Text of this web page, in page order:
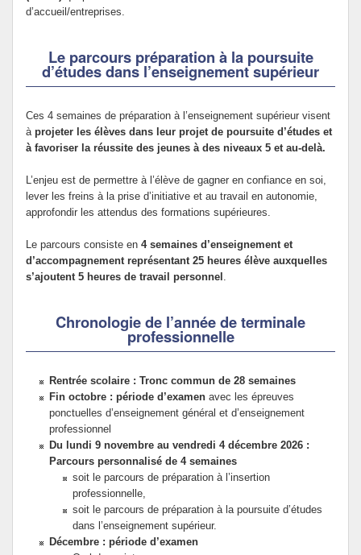
d’accueil/entreprises.
Le parcours préparation à la poursuite
d’études dans l’enseignement supérieur
Ces 4 semaines de préparation à l’enseignement supérieur visent
à projeter les élèves dans leur projet de poursuite d’études et
à favoriser la réussite des jeunes à des niveaux 5 et au-delà.
L’enjeu est de permettre à l’élève de gagner en confiance en soi,
lever les freins à la prise d’initiative et au travail en autonomie,
approfondir les attendus des formations supérieures.
Le parcours consiste en 4 semaines d’enseignement et
d’accompagnement représentant 25 heures élève auxquelles
s’ajoutent 5 heures de travail personnel .
Chronologie de l’année de terminale
professionnelle
Rentrée scolaire : Tronc commun de 28 semaines
Fin octobre : période d’examenavec les épreuves
ponctuelles d’enseignement général et d’enseignement
professionnel
Du lundi 9 novembre au vendredi 4 décembre 2026 :
Parcours personnalisé de 4 semaines
soit le parcours de préparation à l’insertion
professionnelle,
soit le parcours de préparation à la poursuite d’études
dans l’enseignement supérieur.
Décembre : période d’examen